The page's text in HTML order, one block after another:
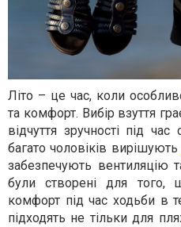
Літо – це час, коли
та комфорт. Вибір взуття
відчуття зручності під
багато чоловіків вирішують
забезпечують вентиляцію
були створені для того,
комфорт під час ходьби в
підходять не тільки для